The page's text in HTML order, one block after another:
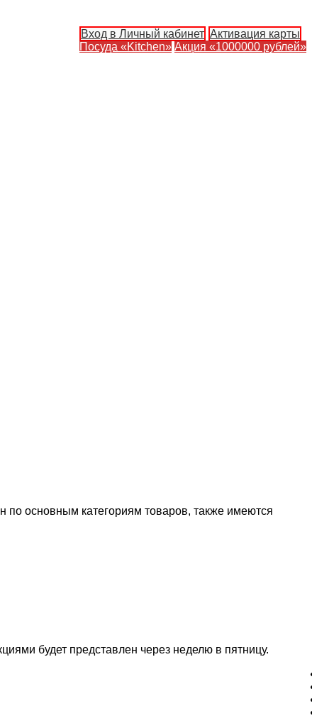
Вход в Личный кабинет Активация карты
Посуда «Kitchen» Акция «1000000 рублей»
по основным категориям товаров, также имеются
будет представлен через неделю в пятницу.